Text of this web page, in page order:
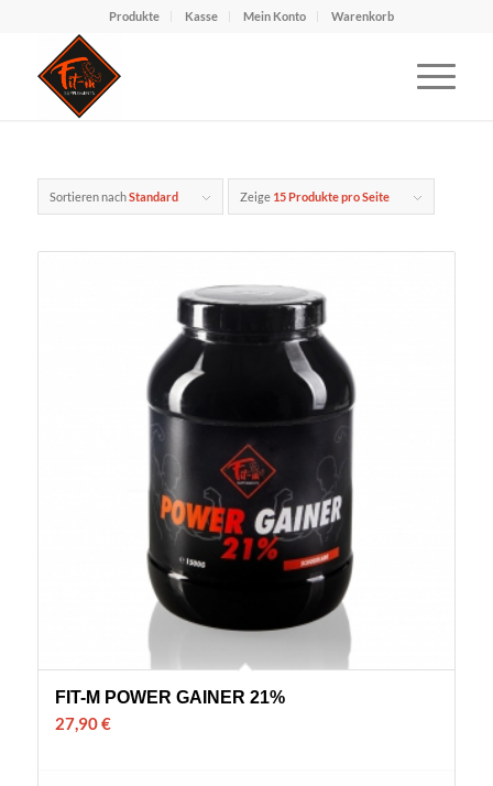
Produkte Kasse Mein Konto Warenkorb
Sortieren nachStandard Zeige 15 Produkte pro Seite
FIT-M POWER GAINER 21%
27,90€